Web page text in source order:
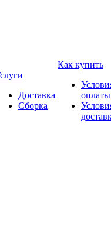
Доставка
Сборка
Как купить
оплаты